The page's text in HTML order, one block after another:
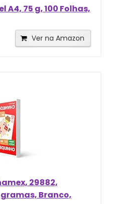
A4, 75 g, 100 Folhas,
Ver na Amazon
29882,
Branco,